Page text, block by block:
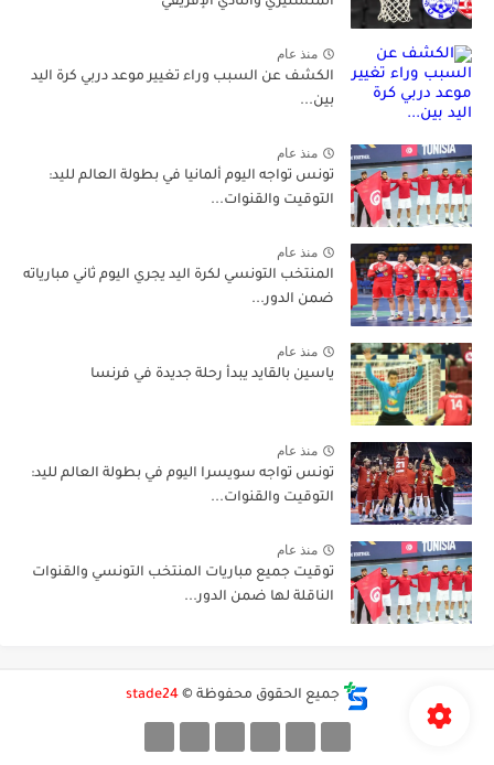
منذ عام
الكشف عن السبب وراء تغيير موعد دربي كرة اليد
بين...
منذ عام
تونس تواجه اليوم ألمانيا في بطولة العالم لليد:
التوقيت والقنوات...
منذ عام
المنتخب التونسي لكرة اليد يجري اليوم ثاني مبارياته
ضمن الدور...
منذ عام
ياسين بالقايد يبدأ رحلة جديدة في فرنسا
منذ عام
تونس تواجه سويسرا اليوم في بطولة العالم لليد:
التوقيت والقنوات...
منذ عام
توقيت جميع مباريات المنتخب التونسي والقنوات
الناقلة لها ضمن الدور...
جميع الحقوق محفوظة © stade24